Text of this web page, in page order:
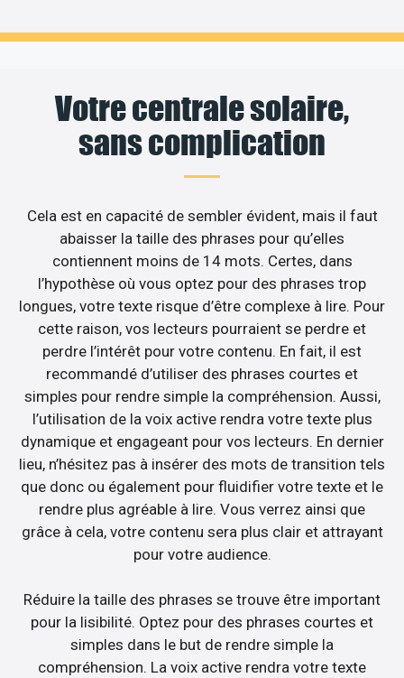
Votre centrale solaire,
sans complication
Cela est en capacité de sembler évident, mais il faut
abaisser la taille des phrases pour qu’elles
contiennent moins de 14 mots. Certes, dans
l’hypothèse où vous optez pour des phrases trop
longues, votre texte risque d’être complexe à lire. Pour
cette raison, vos lecteurs pourraient se perdre et
perdre l’intérêt pour votre contenu. En fait, il est
recommandé d’utiliser des phrases courtes et
simples pour rendre simple la compréhension. Aussi,
l’utilisation de la voix active rendra votre texte plus
dynamique et engageant pour vos lecteurs. En dernier
lieu, n’hésitez pas à insérer des mots de transition tels
que donc ou également pour fluidifier votre texte et le
rendre plus agréable à lire. Vous verrez ainsi que
grâce à cela, votre contenu sera plus clair et attrayant
pour votre audience.
Réduire la taille des phrases se trouve être important
pour la lisibilité. Optez pour des phrases courtes et
simples dans le but de rendre simple la
compréhension. La voix active rendra votre texte